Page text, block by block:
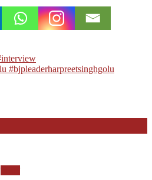
#bjpleaderharpreetsinghgolu